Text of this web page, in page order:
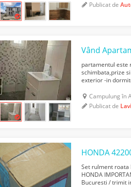
Publicat de
Vând
partamentul este
schimbata,prize
exterior -in
Campulung în
Publicat de
HONDA
Set rulment roata
HONDA
Bucuresti / trimit